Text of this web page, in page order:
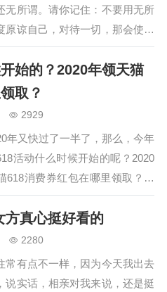
无所谓。请你记住：不要用无所
原谅自己，对待一切，那会使一
你无所谓，也会使你成为一个无
无所成的痛苦的边缘人。…
始的？2020年领天猫
取？
2929
年又快过了一半了，那么，今年
活动什么时候开始的呢？2020
618消费券红包在哪里领取？告
，这个活动和以前的活动时间都
，都是6月18日左右的时候开
是领红包的最佳时期，大家如果
红包…
方真心挺好看的
2280
常有点不一样，因为今天我出去
说实话，相亲对我来说，还是挺